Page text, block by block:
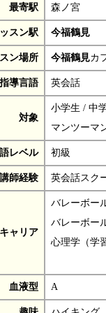
最寄駅 森ノ宮
スン駅 今福鶴見
ン場所 今福鶴見カ
指導言語 英会話
対象
小学生 / 中
マンツーマ
レベル 初級
講師経験 英会話スク
キャリア
バレーボー
バレーボー
心理学（学
血液型 A